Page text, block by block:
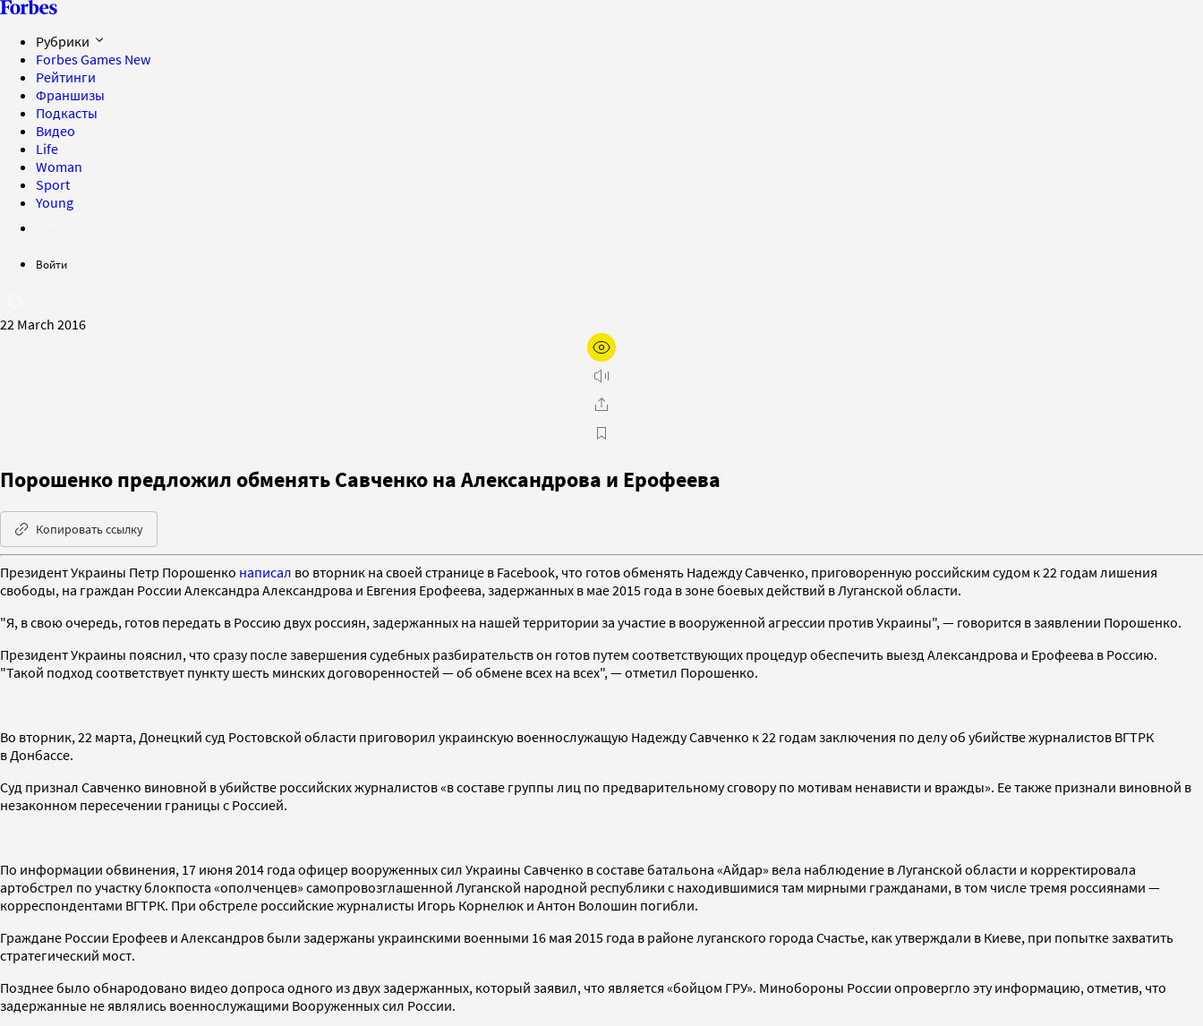
Рубрики
Forbes Games New
Рейтинги
Франшизы
Подкасты
Видео
Life
Woman
Sport
Young
Войти
22 March 2016
Порошенко предложил обменять Савченко на Александрова и Ерофеева
Копировать ссылку
Президент Украины Петр Порошенко написал во вторник на своей странице в Facebook, что готов обменять Надежду Савченко, приговоренную российским судом к 22 годам лишения
свободы, на граждан России Александра Александрова и Евгения Ерофеева, задержанных в мае 2015 года в зоне боевых действий в Луганской области.
"Я, в свою очередь, готов передать в Россию двух россиян, задержанных на нашей территории за участие в вооруженной агрессии против Украины", — говорится в заявлении Порошенко.
Президент Украины пояснил, что сразу после завершения судебных разбирательств он готов путем соответствующих процедур обеспечить выезд Александрова и Ерофеева в Россию.
"Такой подход соответствует пункту шесть минских договоренностей — об обмене всех на всех", — отметил Порошенко.
Во вторник, 22 марта, Донецкий суд Ростовской области приговорил украинскую военнослужащую Надежду Савченко к 22 годам заключения по делу об убийстве журналистов ВГТРК
в Донбассе.
Суд признал Савченко виновной в убийстве российских журналистов «в составе группы лиц по предварительному сговору по мотивам ненависти и вражды». Ее также признали виновной в
незаконном пересечении границы с Россией.
По информации обвинения, 17 июня 2014 года офицер вооруженных сил Украины Савченко в составе батальона «Айдар» вела наблюдение в Луганской области и корректировала
артобстрел по участку блокпоста «ополченцев» самопровозглашенной Луганской народной республики с находившимися там мирными гражданами, в том числе тремя россиянами —
корреспондентами ВГТРК. При обстреле российские журналисты Игорь Корнелюк и Антон Волошин погибли.
Граждане России Ерофеев и Александров были задержаны украинскими военными 16 мая 2015 года в районе луганского города Счастье, как утверждали в Киеве, при попытке захватить
стратегический мост.
Позднее было обнародовано видео допроса одного из двух задержанных, который заявил, что является «бойцом ГРУ». Минобороны России опровергло эту информацию, отметив, что
задержанные не являлись военнослужащими Вооруженных сил России.